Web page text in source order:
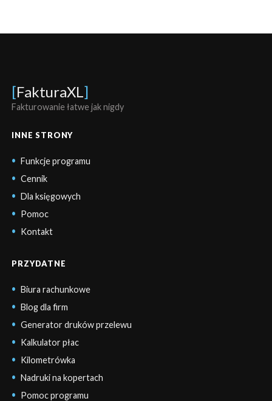
[FakturaXL ]
Fakturowanie łatwe jak nigdy
INNE STRONY
Funkcje programu
Cennik
Dla księgowych
Pomoc
Kontakt
PRZYDATNE
Biura rachunkowe
Blog dla firm
Generator druków przelewu
Kalkulator płac
Kilometrówka
Nadruki na kopertach
Pomoc programu